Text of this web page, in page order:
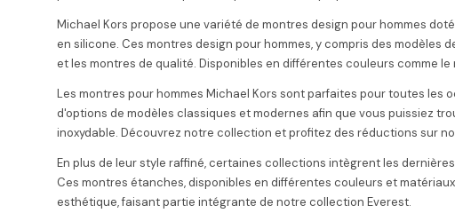
Michael Kors propose une variété de montres design pour hommes
en silicone. Ces montres design pour hommes, y compris des
et les montres de qualité. Disponibles en différentes couleurs comme
Les montres pour hommes Michael Kors sont parfaites pour toutes les
d'options de modèles classiques et modernes afin que vous puissiez
inoxydable. Découvrez notre collection et profitez des réductions sur
En plus de leur style raffiné, certaines collections intègrent les
Ces montres étanches, disponibles en différentes couleurs et
esthétique, faisant partie intégrante de notre collection Everest.